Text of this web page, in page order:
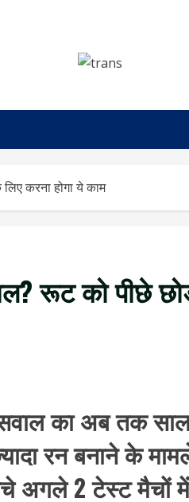
करना होगा ये काम
रूट को पीछे
का अब तक
रन बनाने के
2 टेस्ट मैचों में